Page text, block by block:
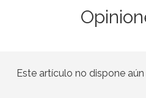
Este artículo no dispone